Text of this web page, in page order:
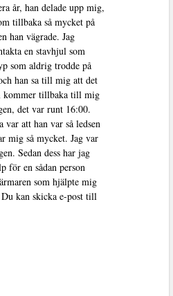
år, han delade upp mig,
tillbaka så mycket på
han vägrade. Jag
en stavhjul som
som aldrig trodde på
han sa till mig att det
kommer tillbaka till mig
det var runt 16:00.
att han var så ledsen
mig så mycket. Jag var
Sedan dess har jag
för en sådan person
som hjälpte mig
kan skicka e-post till